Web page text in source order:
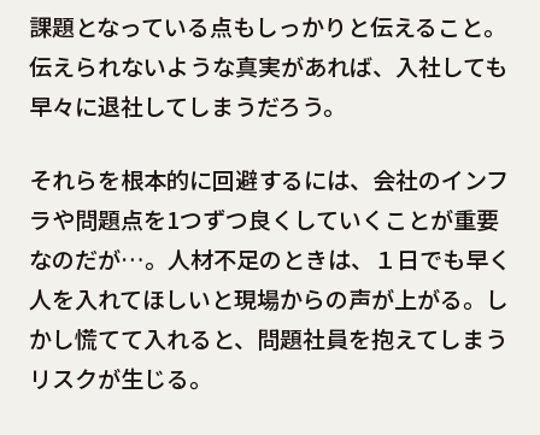
課題となっている点もしっかりと伝えること。
伝えられないような真実があれば、入社しても
早々に退社してしまうだろう。
それらを根本的に回避するには、会社のインフ
ラや問題点を1つずつ良くしていくことが重要
なのだが…。人材不足のときは、１日でも早く
人を入れてほしいと現場からの声が上がる。し
かし慌てて入れると、問題社員を抱えてしまう
リスクが生じる。